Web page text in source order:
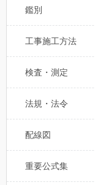
鑑別
工事施工方法
検査・測定
法規・法令
配線図
重要公式集